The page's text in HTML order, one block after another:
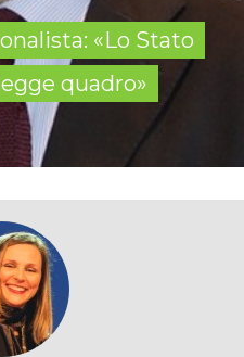
«Lo Stato
quadro»